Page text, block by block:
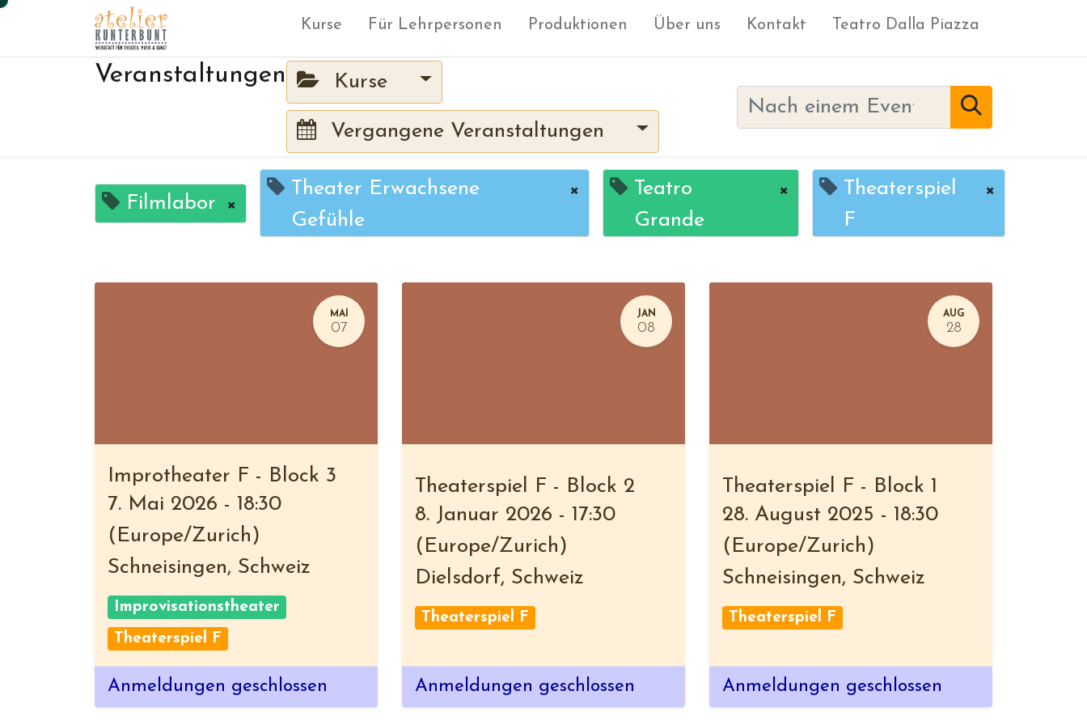
Kurse Für Lehrpersonen Produktionen Über uns Kontakt Teatro Dalla Piazza
Veranstaltungen Kurse
Vergangene Veranstaltungen
Filmlabor ×
Theater Erwachsene
Gefühle
×
Teatro
Grande
×
Theaterspiel
F
×
MAI
07
Improtheater F - Block 3
7. Mai 2026 - 18:30
( Europe/Zurich )
Schneisingen, Schweiz
Improvisationstheater
Theaterspiel F
Anmeldungen geschlossen
JAN
08
Theaterspiel F - Block 2
8. Januar 2026 - 17:30
( Europe/Zurich )
Dielsdorf, Schweiz
Theaterspiel F
Anmeldungen geschlossen
AUG
28
Theaterspiel F - Block 1
28. August 2025 - 18:30
( Europe/Zurich )
Schneisingen, Schweiz
Theaterspiel F
Anmeldungen geschlossen